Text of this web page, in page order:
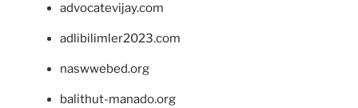
advocatevijay.com
adlibilimler2023.com
naswwebed.org
balithut-manado.org